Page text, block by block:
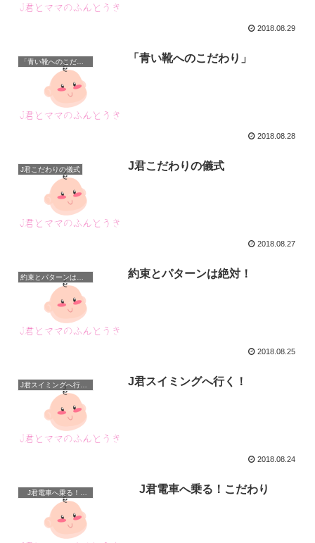
2018.08.29
「青い靴へのこだわり」
2018.08.28
J君こだわりの儀式 J君こだわりの儀式
2018.08.27
約束とパターンは絶対！
2018.08.25
J君スイミングへ行く！
2018.08.24
J君電車へ乗る！こだわり